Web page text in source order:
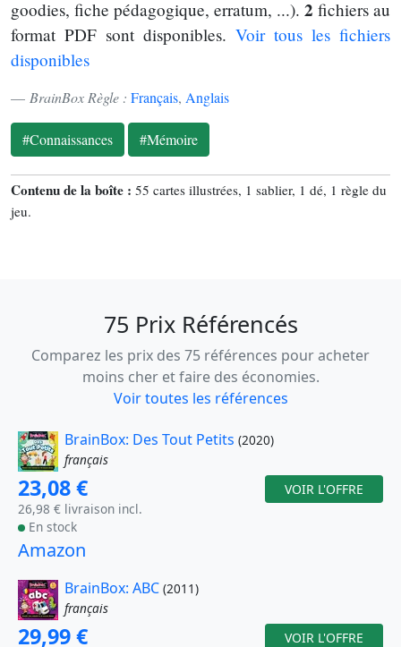
goodies, fiche pédagogique, erratum, ...). 2 fichiers au
format PDF sont disponibles. Voir tous les fichiers
disponibles
BrainBox Règle : Français, Anglais
#Connaissances #Mémoire
Contenu de la boîte : 55 cartes illustrées, 1 sablier, 1 dé, 1 règle du
jeu.
75 Prix Référencés
Comparez les prix des 75 références pour acheter
moins cher et faire des économies.
Voir toutes les références
BrainBox: Des Tout Petits (2020)
français
23,08 €
26,98 € livraison incl.
En stock
VOIR L'OFFRE
Amazon
BrainBox: ABC (2011)
français
29,99 € VOIR L'OFFRE